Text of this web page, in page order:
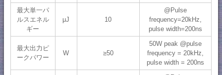
最大単一パ
ルスエネル
ギー
μJ 10
@Pulse
frequency=20kHz,
pulse width=200ns
最大出力ピ
ークパワー
W ≥50
50W peak @pulse
frequency = 20kHz,
pulse width = 200ns